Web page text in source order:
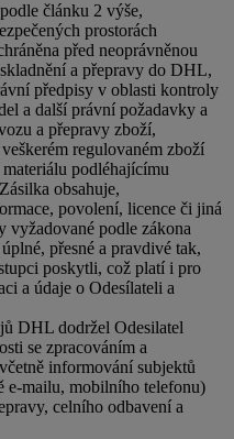
článku 2 výše,
prostorách
před neoprávněnou
a přepravy do DHL,
předpisy v oblasti kontroly
a další právní požadavky a
a přepravy zboží,
regulovaném zboží
podléhajícímu
obsahuje,
povolení, licence či jiná
vyžadované podle zákona
přesné a pravdivé tak,
poskytli, což platí i pro
a údaje o Odesílateli a
DHL dodržel Odesilatel
se zpracováním a
informování subjektů
e-mailu, mobilního telefonu)
celního odbavení a